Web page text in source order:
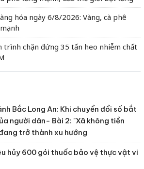
hóa ngày 6/8/2026: Vàng, cà phê
trình chặn đứng 35 tấn heo nhiễm chất
Bắc Long An: Khi chuyển đổi số bắt
người dân- Bài 2: "Xã không tiền
trở thành xu hướng
hủy 600 gói thuốc bảo vệ thực vật vi